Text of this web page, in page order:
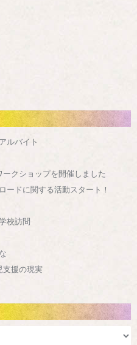
ルバイト
ークショップを開催しました
ードに関する活動スタート！
校訪問
支援の現実